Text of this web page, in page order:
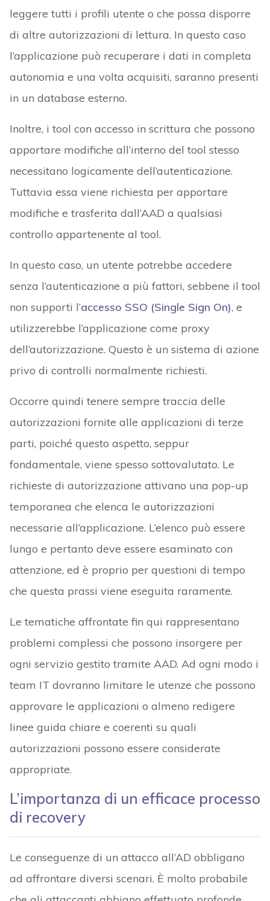
leggere tutti i profili utente o che possa disporre
di altre autorizzazioni di lettura. In questo caso
l’applicazione può recuperare i dati in completa
autonomia e una volta acquisiti, saranno presenti
in un database esterno.
Inoltre, i tool con accesso in scrittura che possono
apportare modifiche all’interno del tool stesso
necessitano logicamente dell’autenticazione.
Tuttavia essa viene richiesta per apportare
modifiche e trasferita dall’AAD a qualsiasi
controllo appartenente al tool.
In questo caso, un utente potrebbe accedere
senza l’autenticazione a più fattori, sebbene il tool
non supporti l’accesso SSO (Single Sign On), e
utilizzerebbe l’applicazione come proxy
dell’autorizzazione. Questo è un sistema di azione
privo di controlli normalmente richiesti.
Occorre quindi tenere sempre traccia delle
autorizzazioni fornite alle applicazioni di terze
parti, poiché questo aspetto, seppur
fondamentale, viene spesso sottovalutato. Le
richieste di autorizzazione attivano una pop-up
temporanea che elenca le autorizzazioni
necessarie all’applicazione. L’elenco può essere
lungo e pertanto deve essere esaminato con
attenzione, ed è proprio per questioni di tempo
che questa prassi viene eseguita raramente.
Le tematiche affrontate fin qui rappresentano
problemi complessi che possono insorgere per
ogni servizio gestito tramite AAD. Ad ogni modo i
team IT dovranno limitare le utenze che possono
approvare le applicazioni o almeno redigere
linee guida chiare e coerenti su quali
autorizzazioni possono essere considerate
appropriate.
L’importanza di un efficace processo
di recovery
Le conseguenze di un attacco all’AD obbligano
ad affrontare diversi scenari. È molto probabile